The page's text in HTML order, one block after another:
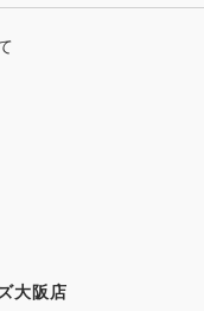
大阪店